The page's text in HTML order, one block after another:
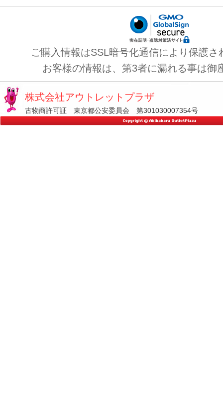
ご購入情報はSSL暗号化通信により保護さ
お客様の情報は、第3者に漏れる事は御
株式会社アウトレットプラザ
古物商許可証 東京都公安委員会 第301030007354号